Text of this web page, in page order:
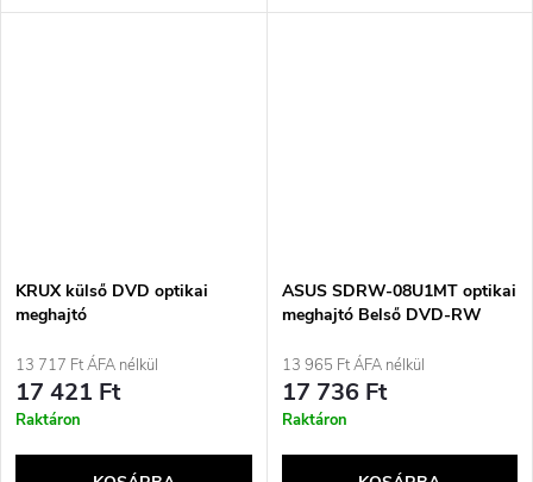
KRUX külső DVD optikai
meghajtó
13 717 Ft ÁFA nélkül
17 421 Ft
Raktáron
ASUS SDRW-08U1MT optikai
meghajtó Belső DVD-RW
13 965 Ft ÁFA nélkül
17 736 Ft
Raktáron